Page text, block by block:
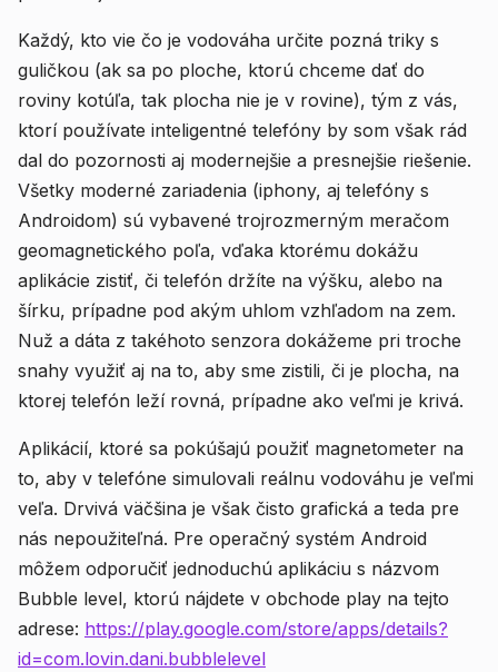
Každý, kto vie čo je vodováha určite pozná triky s
guličkou (ak sa po ploche, ktorú chceme dať do
roviny kotúľa, tak plocha nie je v rovine), tým z vás,
ktorí používate inteligentné telefóny by som však rád
dal do pozornosti aj modernejšie a presnejšie riešenie.
Všetky moderné zariadenia (iphony, aj telefóny s
Androidom) sú vybavené trojrozmerným meračom
geomagnetického poľa, vďaka ktorému dokážu
aplikácie zistiť, či telefón držíte na výšku, alebo na
šírku, prípadne pod akým uhlom vzhľadom na zem.
Nuž a dáta z takéhoto senzora dokážeme pri troche
snahy využiť aj na to, aby sme zistili, či je plocha, na
ktorej telefón leží rovná, prípadne ako veľmi je krivá.
Aplikácií, ktoré sa pokúšajú použiť magnetometer na
to, aby v telefóne simulovali reálnu vodováhu je veľmi
veľa. Drvivá väčšina je však čisto grafická a teda pre
nás nepoužiteľná. Pre operačný systém Android
môžem odporučiť jednoduchú aplikáciu s názvom
Bubble level, ktorú nájdete v obchode play na tejto
adrese: https://play.google.com/store/apps/details?
id=com.lovin.dani.bubblelevel